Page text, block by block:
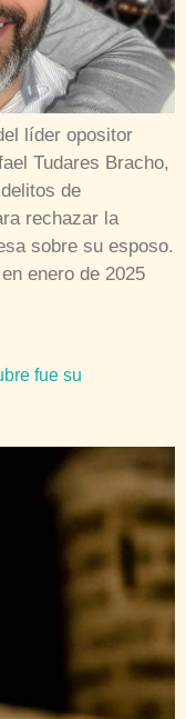
líder opositor
Tudares Bracho,
de
rechazar la
sobre su esposo.
enero de 2025
fue su